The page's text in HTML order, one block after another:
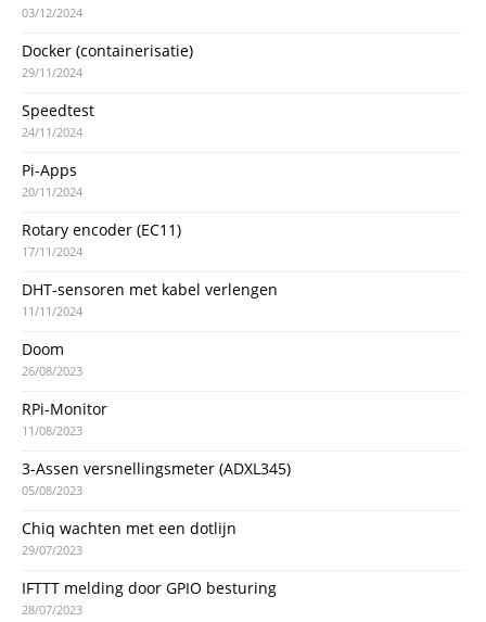
03/12/2024
Docker (containerisatie)
29/11/2024
Speedtest
24/11/2024
Pi-Apps
20/11/2024
Rotary encoder (EC11)
17/11/2024
DHT-sensoren met kabel verlengen
11/11/2024
Doom
26/08/2023
RPi-Monitor
11/08/2023
3-Assen versnellingsmeter (ADXL345)
05/08/2023
Chiq wachten met een dotlijn
29/07/2023
IFTTT melding door GPIO besturing
28/07/2023